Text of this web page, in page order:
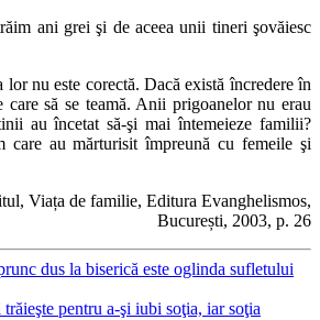
ani grei şi de aceea unii tineri şovăiesc
lor nu este corectă. Dacă există încredere în
să se teamă. Anii prigoanelor nu erau
au încetat să-şi mai întemeieze familii?
care au mărturisit împreună cu femeile şi
Viața de familie, Editura Evanghelismos,
București, 2003, p. 26
dus la biserică este oglinda sufletului
trăieşte pentru a-şi iubi soţia, iar soţia